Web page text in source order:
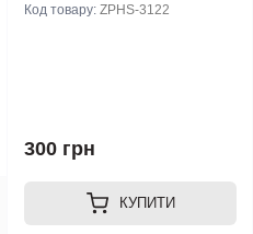
Код товару: ZPHS-3122
300 грн
КУПИТИ